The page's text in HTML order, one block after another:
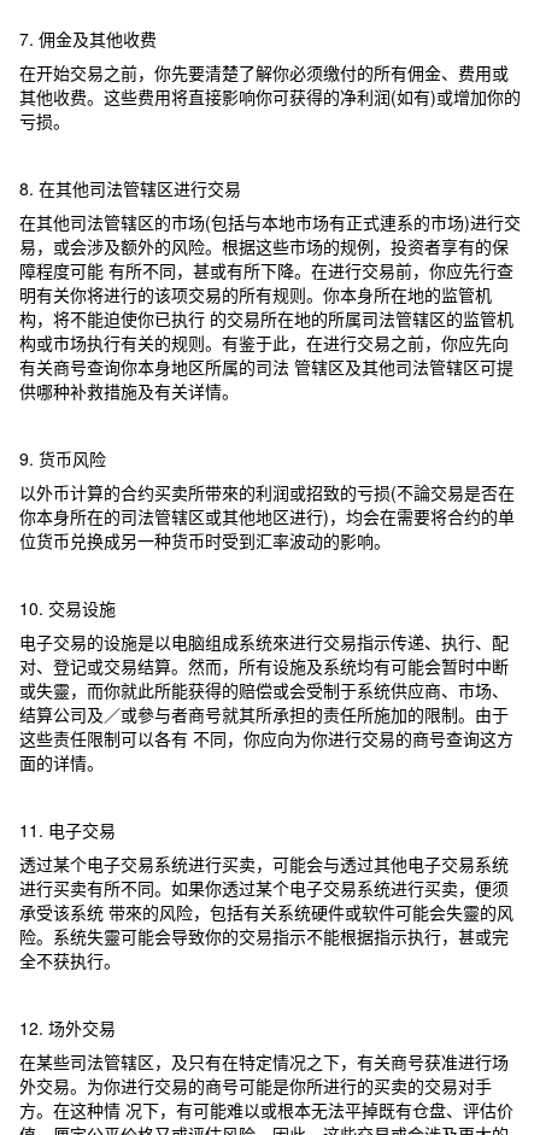
7. 佣金及其他收费
在开始交易之前，你先要清楚了解你必须缴付的所有佣金、费用或
其他收费。这些费用将直接影响你可获得的净利润(如有)或增加你的
亏损。
8. 在其他司法管辖区进行交易
在其他司法管辖区的市场(包括与本地市场有正式連系的市场)进行交
易，或会涉及额外的风险。根据这些市场的规例，投资者享有的保
障程度可能 有所不同，甚或有所下降。在进行交易前，你应先行查
明有关你将进行的该项交易的所有规则。你本身所在地的监管机
构，将不能迫使你已执行 的交易所在地的所属司法管辖区的监管机
构或市场执行有关的规则。有鉴于此，在进行交易之前，你应先向
有关商号查询你本身地区所属的司法 管辖区及其他司法管辖区可提
供哪种补救措施及有关详情。
9. 货币风险
以外币计算的合约买卖所带來的利润或招致的亏损(不論交易是否在
你本身所在的司法管辖区或其他地区进行)，均会在需要将合约的单
位货币兑换成另一种货币时受到汇率波动的影响。
10. 交易设施
电子交易的设施是以电脑组成系统來进行交易指示传递、执行、配
对、登记或交易结算。然而，所有设施及系统均有可能会暂时中断
或失靈，而你就此所能获得的赔偿或会受制于系统供应商、市场、
结算公司及／或參与者商号就其所承担的责任所施加的限制。由于
这些责任限制可以各有 不同，你应向为你进行交易的商号查询这方
面的详情。
11. 电子交易
透过某个电子交易系统进行买卖，可能会与透过其他电子交易系统
进行买卖有所不同。如果你透过某个电子交易系统进行买卖，便须
承受该系统 带來的风险，包括有关系统硬件或软件可能会失靈的风
险。系统失靈可能会导致你的交易指示不能根据指示执行，甚或完
全不获执行。
12. 场外交易
在某些司法管辖区，及只有在特定情况之下，有关商号获准进行场
外交易。为你进行交易的商号可能是你所进行的买卖的交易对手
方。在这种情 况下，有可能难以或根本无法平掉既有仓盘、评估价